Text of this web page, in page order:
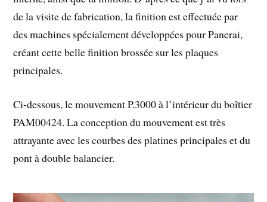
de la visite de fabrication, la finition est effectuée par
des machines spécialement développées pour Panerai,
créant cette belle finition brossée sur les plaques
principales.
Ci-dessous, le mouvement P.3000 à l’intérieur du boîtier
PAM00424. La conception du mouvement est très
attrayante avec les courbes des platines principales et du
pont à double balancier.